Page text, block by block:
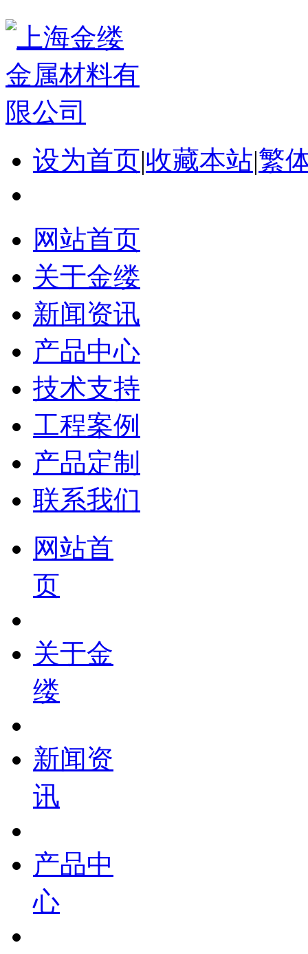
设为首页|收藏本站|繁
网站首页
关于金缕
新闻资讯
产品中心
技术支持
工程案例
产品定制
联系我们
网站首
页
关于金
缕
新闻资
讯
产品中
心